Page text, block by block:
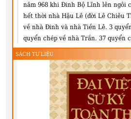
năm 968 khi Đinh Bộ Lĩnh lên ngôi
hết thời nhà Hậu Lê (đời Lê Chiêu
về nhà Đinh và nhà Tiền Lê. 3
quyển chép về nhà Trần. 37 quyển
SÁCH TƯ LIỆU